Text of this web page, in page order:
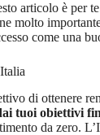
articolo è per
molto
come una
di ottenere
tuoi obiettivi
da zero.